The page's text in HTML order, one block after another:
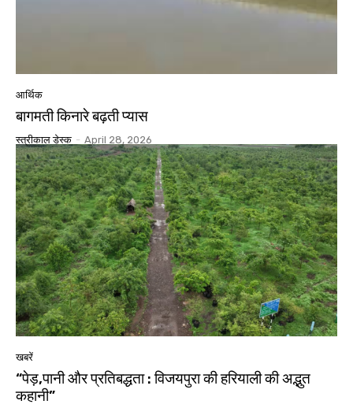
आर्थिक
बागमती किनारे बढ़ती प्यास
स्त्रीकाल डेस्क - April 28, 2026
खबरें
“पेड़,पानी और प्रतिबद्धता : विजयपुरा की हरियाली की अद्भुत
कहानी”